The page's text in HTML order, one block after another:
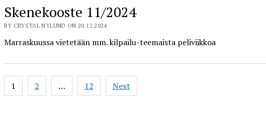
Skenekooste 11/2024
BY CRYSTAL NYLUND ON 20.12.2024
Marraskuussa vietetään mm. kilpailu-teemaista peliviikkoa
Posts
pagination
1 2 … 12 Next